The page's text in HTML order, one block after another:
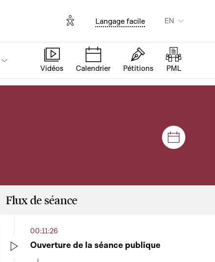
Options d'accessibilité
Langage facile EN
Vidéos Calendrier Pétitions PML
Sessions
Flux de séance
00:11:26
Ouverture de la séance publique